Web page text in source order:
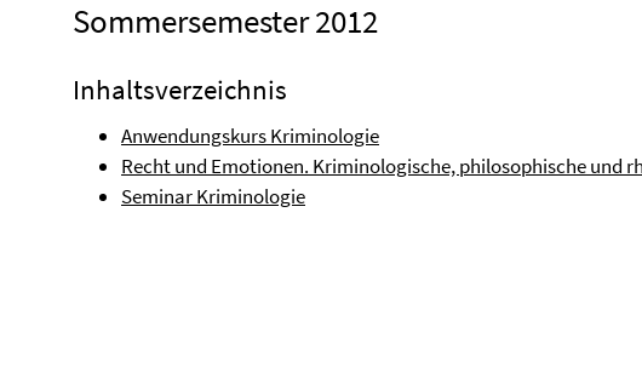
Sommersemester 2012
Inhaltsverzeichnis
Anwendungskurs Kriminologie
Recht und Emotionen. Kriminologische, philosophische und
Seminar Kriminologie